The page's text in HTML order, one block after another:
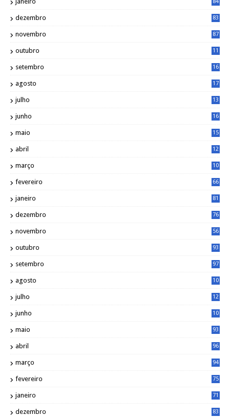
84
dezembro 83
novembro 87
outubro
11
setembro
16
agosto
17
julho
13
junho
16
maio
15
abril
12
março
10
fevereiro 66
janeiro 81
dezembro 76
novembro 56
outubro 93
setembro 97
agosto
10
julho
12
junho
10
maio 93
abril 96
março 94
fevereiro 75
janeiro 71
dezembro 83